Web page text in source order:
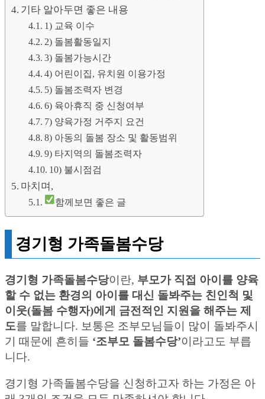
기타 알아두면 좋은 내용
1) 교육 이수
2) 돌봄활동일지
3) 돌봄가능시간
4) 어린이집, 유치원 이용가정
5) 돌봄조력자 변경
6) 육아휴직 중 신청여부
7) 양육가정 거주지 요건
8) 아동의 돌봄 장소 및 활동범위
9) 타지역의 돌봄조력자
10) 불시점검
마치며,
함께보면 좋은 글
경기형 가족돌봄수당
경기형 가족돌봄수당이란, 부모가 직접 아이를 양육
할 수 없는 환경의 아이를 대신 돌봐주는 친인척 및
이웃(돌봄 수행자)에게 금전적인 지원을 해주는 제
도를 말합니다. 보통은 조부모님들이 많이 돌봐주시
기 때문에 흔히들 ‘조부모 돌봄수당’이라고도 부릅
니다.
경기형 가족돌봄수당을 신청하고자 하는 가정은 아